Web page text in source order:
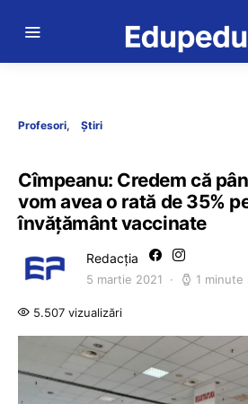
Profesori Știri
Cîmpeanu: Credem că
vom avea o rată de 35%
învățământ vaccinate
Redacția
5 martie 2021 1 minute
5.507 vizualizări